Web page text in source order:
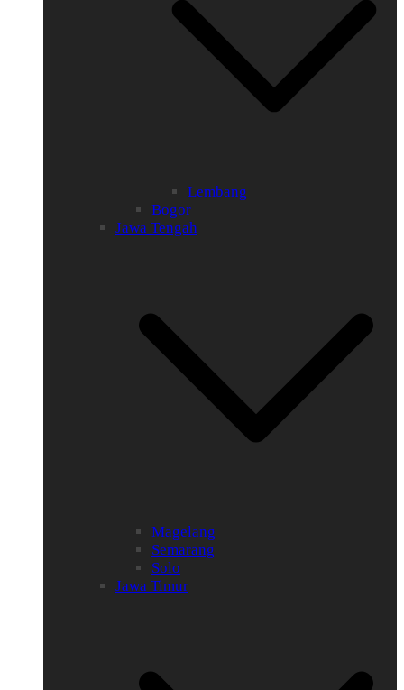
Lembang
Bogor
Jawa Tengah
Magelang
Semarang
Solo
Jawa Timur